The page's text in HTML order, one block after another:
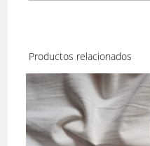
Productos relacionados